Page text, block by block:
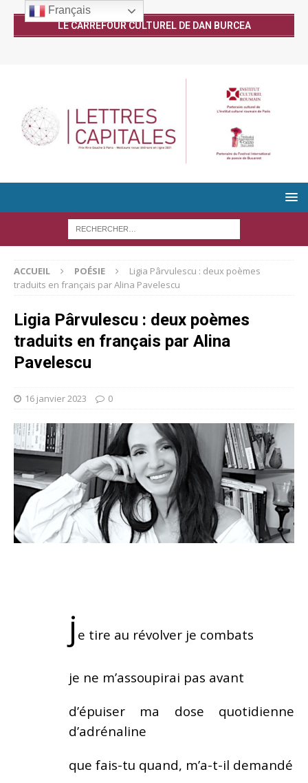
LE CARREFOUR CULTUREL DE DAN BURCEA
ACCUEIL POÉSIE
Ligia Pârvulescu : deux poèmes
traduits en français par Alina Pavelescu
Ligia Pârvulescu : deux poèmes
traduits en français par Alina
Pavelescu
16 janvier 2023 0
j e tire au révolver je combats
je ne m’assoupirai pas avant
d’épuiser ma dose quotidienne
d’adrénaline
que fais-tu quand, m’a-t-il demandé
Français